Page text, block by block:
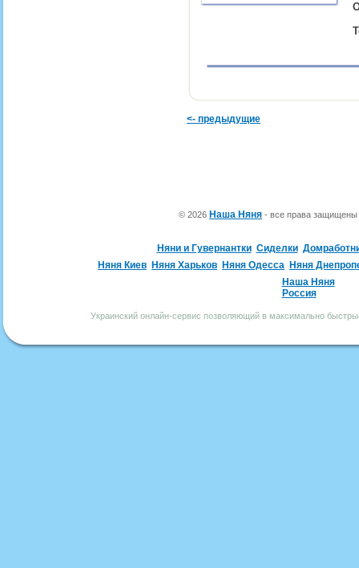
<- предыдущие
© 2026 Наша Няня - все права
Няни и Гувернантки Сиделки
Няня Киев Няня Харьков Няня Одесса Няня
Наша Няня
Россия
Украинский онлайн-сервис позволяющий в максимально